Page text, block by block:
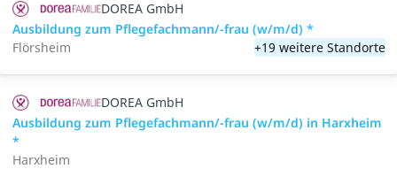
DOREA GmbH
Ausbildung zum Pflegefachmann/-frau (w/m/d) *
Flörsheim
+19 weitere Standorte
DOREA GmbH
Ausbildung zum Pflegefachmann/-frau (w/m/d) in Harxheim
*
Harxheim